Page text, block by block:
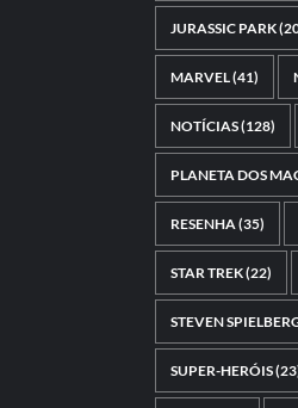
JURASSIC PARK
MARVEL(41)
NOTÍCIAS(128)
PLANETA DOS
RESENHA (35)
STAR TREK(22)
STEVEN
SUPER-HERÓIS